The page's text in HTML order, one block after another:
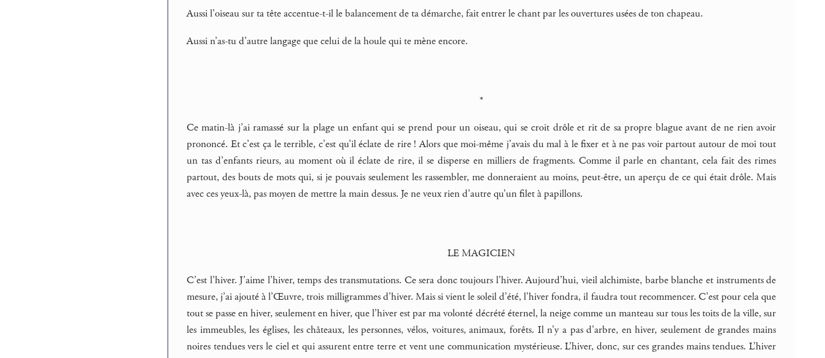
Aussi l’oiseau sur ta tête accentue-t-il le balancement de ta démarche, fait entrer le chant par les ouvertures usées de ton chapeau.
Aussi n’as-tu d’autre langage que celui de la houle qui te mène encore.
*
Ce matin-là j’ai ramassé sur la plage un enfant qui se prend pour un oiseau, qui se croit drôle et rit de sa propre blague avant de ne rien avoir
prononcé. Et c’est ça le terrible, c’est qu’il éclate de rire ! Alors que moi-même j’avais du mal à le fixer et à ne pas voir partout autour de moi tout
un tas d’enfants rieurs, au moment où il éclate de rire, il se disperse en milliers de fragments. Comme il parle en chantant, cela fait des rimes
partout, des bouts de mots qui, si je pouvais seulement les rassembler, me donneraient au moins, peut-être, un aperçu de ce qui était drôle. Mais
avec ces yeux-là, pas moyen de mettre la main dessus. Je ne veux rien d’autre qu’un filet à papillons.
LE MAGICIEN
C’est l’hiver. J’aime l’hiver, temps des transmutations. Ce sera donc toujours l’hiver. Aujourd’hui, vieil alchimiste, barbe blanche et instruments de
mesure, j’ai ajouté à l’Œuvre, trois milligrammes d’hiver. Mais si vient le soleil d’été, l’hiver fondra, il faudra tout recommencer. C’est pour cela que
tout se passe en hiver, seulement en hiver, que l’hiver est par ma volonté décrété éternel, la neige comme un manteau sur tous les toits de la ville, sur
les immeubles, les églises, les châteaux, les personnes, vélos, voitures, animaux, forêts. Il n’y a pas d’arbre, en hiver, seulement de grandes mains
noires tendues vers le ciel et qui assurent entre terre et vent une communication mystérieuse. L’hiver, donc, sur ces grandes mains tendues. L’hiver